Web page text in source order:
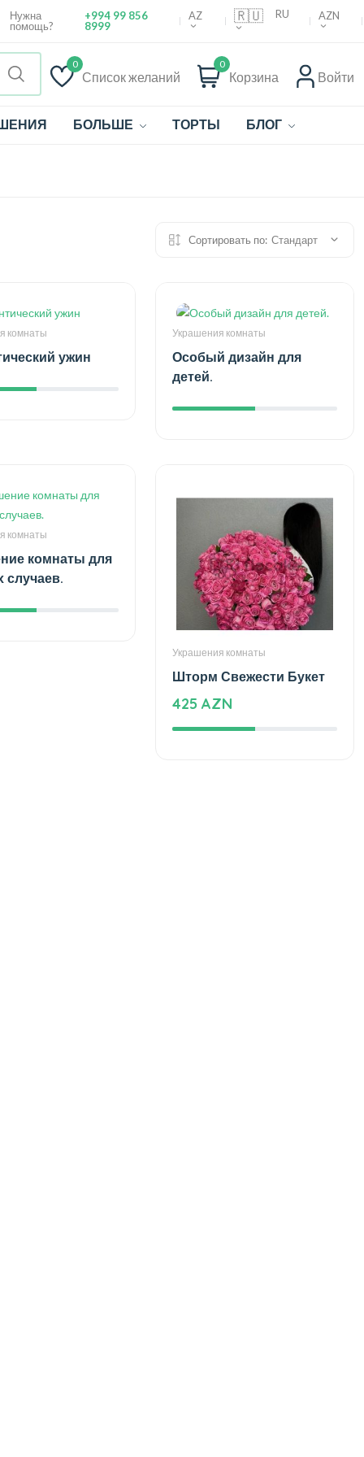
Нужна
помощь?
+994 99 856
8999
AZ 🇷🇺 RU AZN
0
Список желаний
0
Корзина Войти
БОЛЬШЕ ТОРТЫ БЛОГ
Сортировать по: Стандарт
комнаты
ужин
Украшения комнаты
Особый дизайн для
детей.
комнаты
комнаты для
случаев.
Украшения комнаты
Шторм Свежести Букет
425 AZN